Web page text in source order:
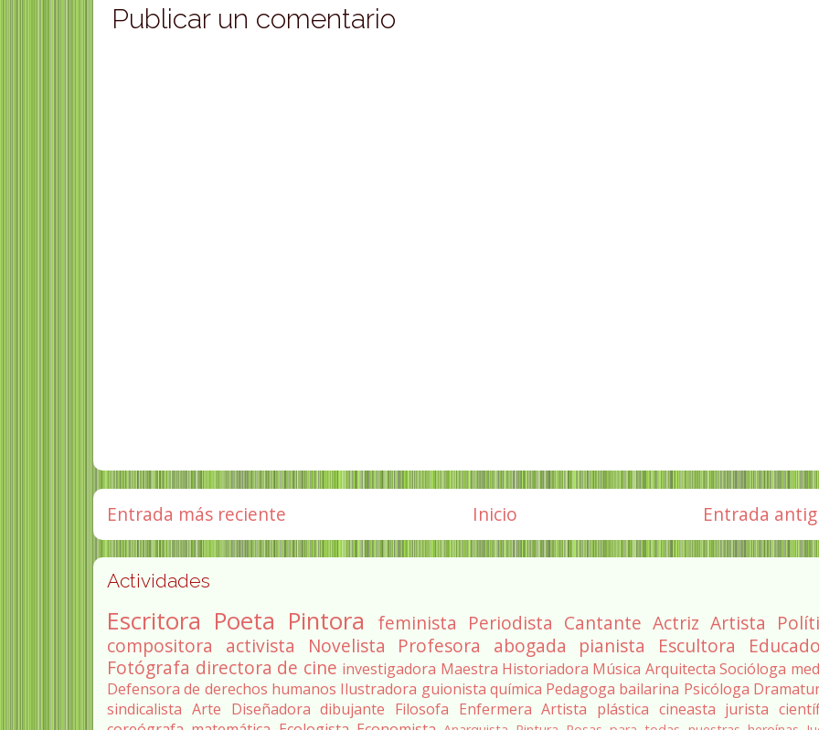
Publicar un comentario
Entrada más reciente Entrada
Inicio
Actividades
Escritora Poeta Pintora feminista Periodista Cantante Actriz Artista
compositora
activista Novelista Profesora abogada pianista Escultora
Fotógrafa directora de cine investigadora Maestra Historiadora Música Arquitecta Socióloga
Defensora de derechos humanos Ilustradora guionista química Pedagoga bailarina Psicóloga
sindicalista Arte Diseñadora dibujante Filosofa Enfermera Artista plástica cineasta jurista